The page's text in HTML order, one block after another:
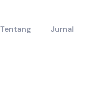
Tentang Jurnal